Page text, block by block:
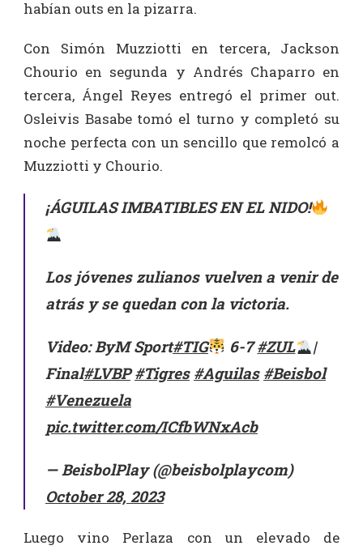
habían outs en la pizarra.
Con Simón Muzziotti en tercera, Jackson
Chourio en segunda y Andrés Chaparro en
tercera, Ángel Reyes entregó el primer out.
Osleivis Basabe tomó el turno y completó su
noche perfecta con un sencillo que remolcó a
Muzziotti y Chourio.
¡ÁGUILAS IMBATIBLES EN EL NIDO!
Los jóvenes zulianos vuelven a venir de
atrás y se quedan con la victoria.
Video: ByM Sport#TIG 6-7#ZUL
|
Final#LVBP #Tigres #Aguilas #Beisbol
#Venezuela
pic.twitter.com/ICfbWNxAcb
— BeisbolPlay (@beisbolplaycom)
October 28, 2023
Luego vino Perlaza con un elevado de